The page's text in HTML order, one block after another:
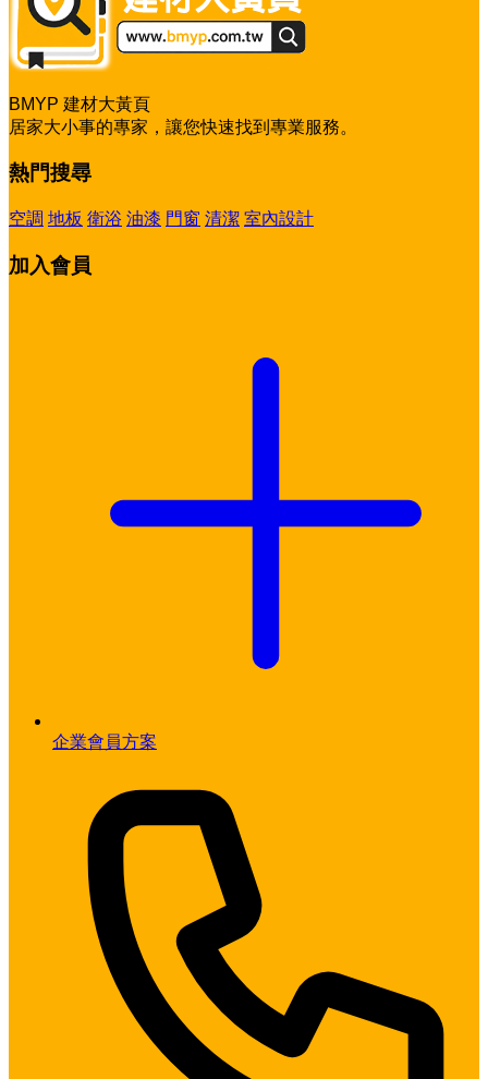
BMYP 建材大黃頁
居家大小事的專家，讓您快速找到專業服務。
熱門搜尋
空調 地板 衛浴 油漆 門窗 清潔 室內設計
加入會員
企業會員方案